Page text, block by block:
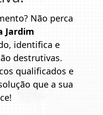
Não perca
Jardim
identifica e
destrutivas.
qualificados e
que a sua